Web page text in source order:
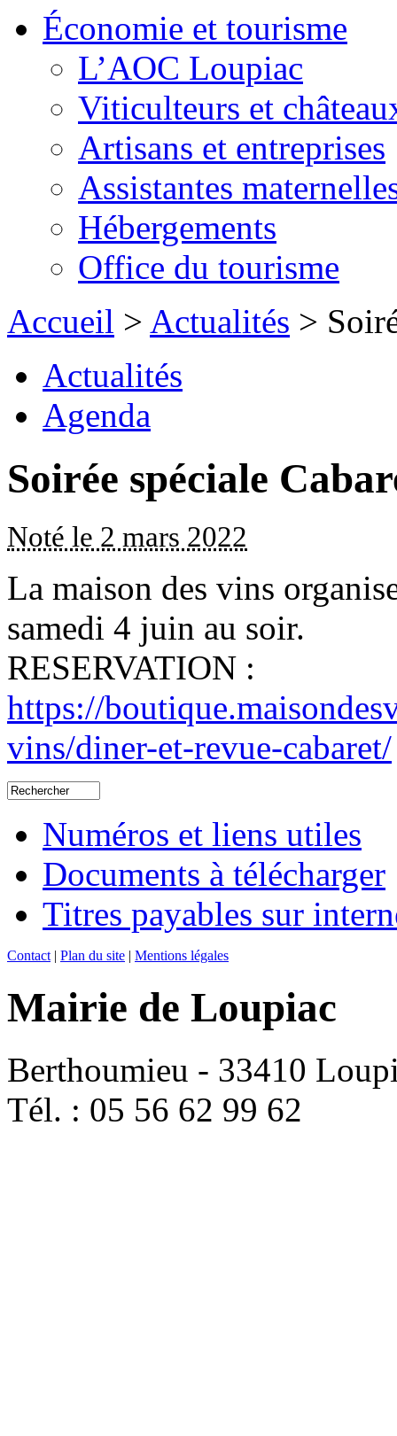
Économie et tourisme
L’AOC Loupiac
Viticulteurs et
Artisans et entreprises
Assistantes
Hébergements
Office du tourisme
Accueil > Actualités >
Actualités
Agenda
Soirée spéciale
Noté le 2 mars 2022
La maison des vins
samedi 4 juin au soir.
RESERVATION :
https://
vins/diner-et-revue-cabaret/
Numéros et liens utiles
Documents à télécharger
Titres payables sur
Contact | Plan du site | Mentions légales
Mairie de Loupiac
Berthoumieu - 33410
Tél. : 05 56 62 99 62